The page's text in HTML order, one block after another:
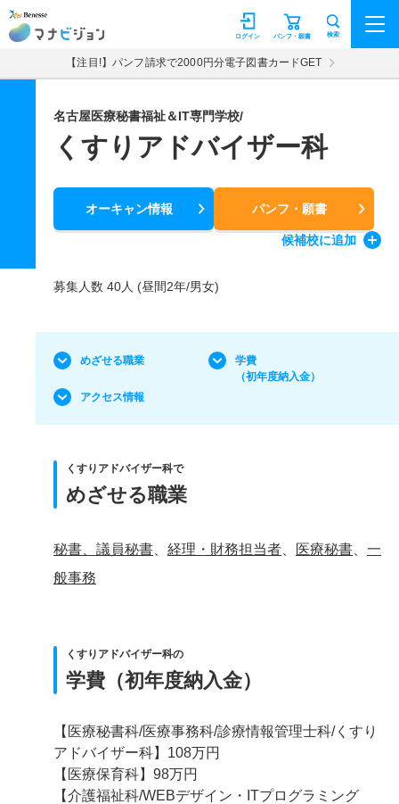
マナビジョン パンフ・願書
ログイン 検索
【注目!】パンフ請求で2000円分電子図書カードGET
名古屋医療秘書福祉＆IT専門学校/
くすりアドバイザー科
オーキャン情報 パンフ・願書
候補校に追加
募集人数 40人 (昼間2年/男女)
めざせる職業
学費
（初年度納入金）
アクセス情報
くすりアドバイザー科で
めざせる職業
秘書、議員秘書 経理・財務担当者 医療秘書
一
般事務
くすりアドバイザー科の
学費（初年度納入金）
【医療秘書科/医療事務科/診療情報管理士科/くすり
アドバイザー科】108万円
【医療保育科】98万円
【介護福祉科/WEBデザイン・ITプログラミング